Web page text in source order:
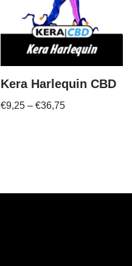
Kera Harlequin CBD
€9,25 –€36,75